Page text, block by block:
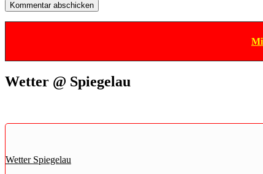
Wetter @ Spiegelau
Wetter Spiegelau